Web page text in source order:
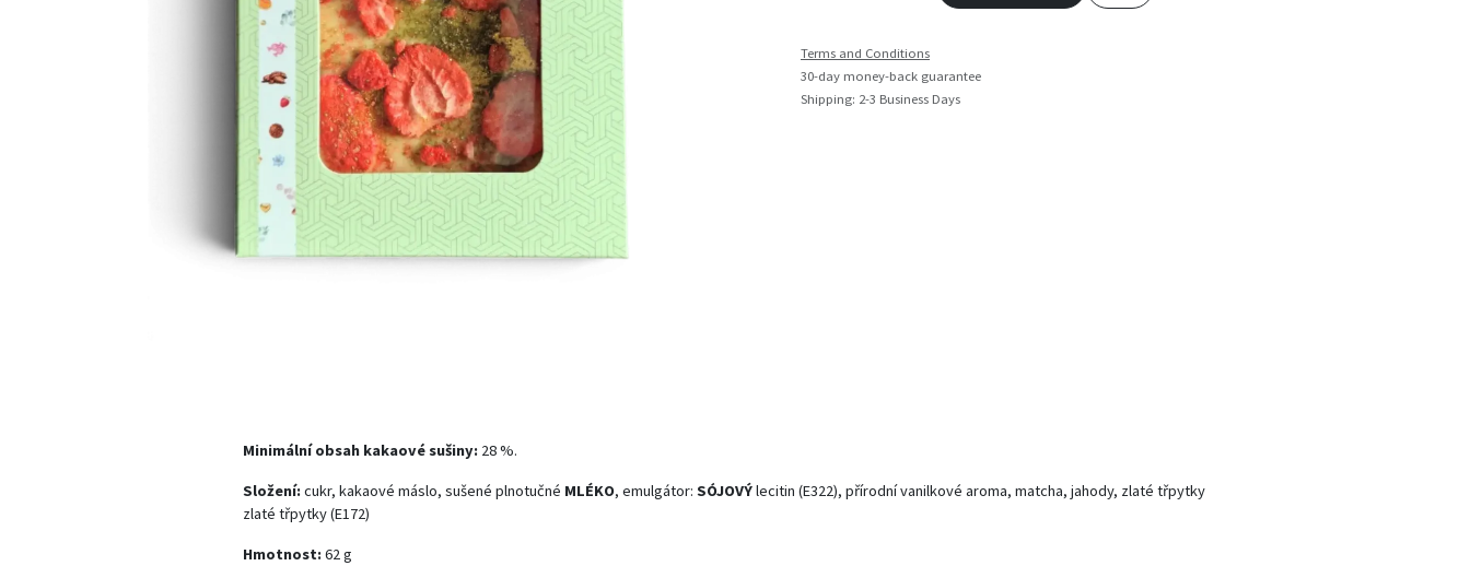
Terms and Conditions
30-day money-back guarantee
Shipping: 2-3 Business Days
Minimální obsah kakaové sušiny: 28 %.
Složení:cukr, kakaové máslo, sušené plnotučné MLÉKO, emulgátor: SÓJOVÝlecitin (E322), přírodní vanilkové aroma, matcha, jahody, zlaté třpytky
zlaté třpytky (E172)
Hmotnost:62 g